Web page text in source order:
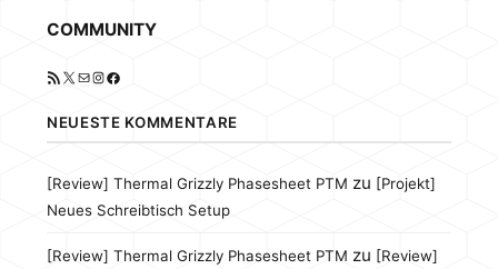
COMMUNITY
RSS-Feed
X E-MailInstagram
Facebook
NEUESTE KOMMENTARE
[Review] Thermal Grizzly Phasesheet PTM zu [Projekt]
Neues Schreibtisch Setup
[Review] Thermal Grizzly Phasesheet PTM zu [Review]